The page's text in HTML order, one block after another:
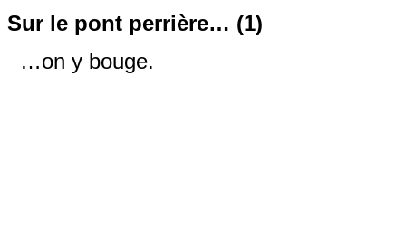
Sur le pont perrière… (1)
…on y bouge.